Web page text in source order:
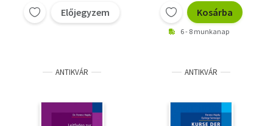
Előjegyzem Kosárba
6 - 8 munkanap
ANTIKVÁR ANTIKVÁR